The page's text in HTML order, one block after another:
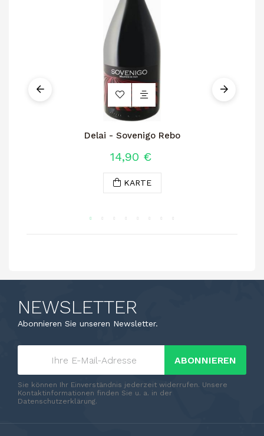
Delai - Sovenigo Rebo
14,90 €
KARTE
NEWSLETTER
Abonnieren Sie unseren Newsletter.
ABONNIEREN
Sie können Ihr Einverständnis jederzeit widerrufen. Unsere
Kontaktinformationen finden Sie u. a. in der
Datenschutzerklärung.